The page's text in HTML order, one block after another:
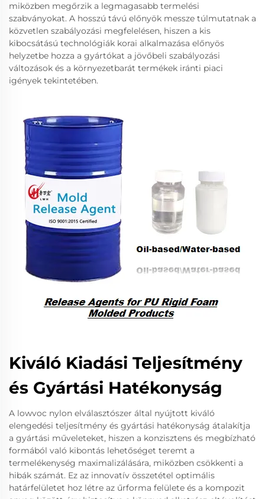
miközben megőrzik a legmagasabb termelési
szabványokat. A hosszú távú előnyök messze túlmutatnak a
közvetlen szabályozási megfelelésen, hiszen a kis
kibocsátású technológiák korai alkalmazása előnyös
helyzetbe hozza a gyártókat a jövőbeli szabályozási
változások és a környezetbarát termékek iránti piaci
igények tekintetében.
Kiváló Kiadási Teljesítmény
és Gyártási Hatékonyság
A lowvoc nylon elválasztószer által nyújtott kiváló
elengedési teljesítmény és gyártási hatékonyság átalakítja
a gyártási műveleteket, hiszen a konzisztens és megbízható
formából való kibontás lehetőséget teremt a
termelékenység maximalizálására, miközben csökkenti a
hibák számát. Ez az innovatív összetétel optimális
határfelületet hoz létre az űrforma felülete és a kompozit